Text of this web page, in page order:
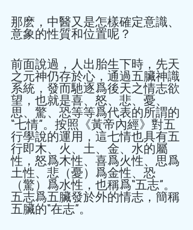
那麽，中醫又是怎樣確定意識、
意象的性質和位置呢？
前面說過，人出胎生下時，先天
之元神仍存於心，通過五臟神識
系統，發而馳逐爲後天之情志欲
望，也就是喜、怒、悲、憂、
思、驚、恐等等爲代表的所謂的
“七情”。按照《黃帝內經》對五
行學說的運用，這七情也具有五
行即木、火、土、金、水的屬
性，怒爲木性、喜爲火性、思爲
土性、悲（憂）爲金性、恐
（驚）爲水性，也稱爲“五志”。
五志爲五臟發於外的情志，簡稱
五臟的“在志”。